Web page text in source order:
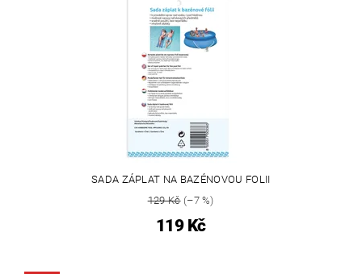
SADA ZÁPLAT NA BAZÉNOVOU FOLII
129 Kč(–7 %)
119 Kč